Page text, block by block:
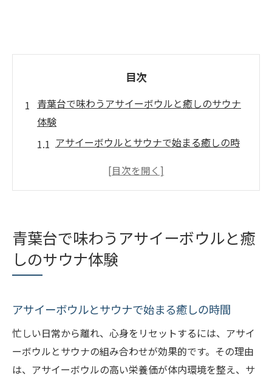
目次
青葉台で味わうアサイーボウルと癒しのサウナ
体験
アサイーボウルとサウナで始まる癒しの時
横浜市青葉区で注目のアサイーボウル体験
青葉台のサウナで得られる心身のリフレッ
シュ
サウナとアサイーボウルの新しい習慣を提
案
栄養豊富なアサイーボウルが叶える青葉台の健
康習慣
青葉台で味わうアサイーボウルと癒
しのサウナ体験
アサイーボウルとサウナで始まる癒しの時間
忙しい日常から離れ、心身をリセットするには、アサイ
ーボウルとサウナの組み合わせが効果的です。その理由
は、アサイーボウルの高い栄養価が体内環境を整え、サ